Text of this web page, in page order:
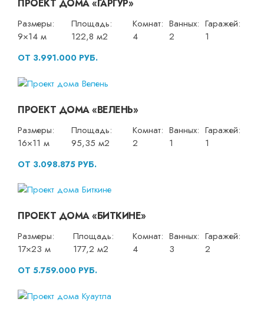
ПРОЕКТ ДОМА «ГАРГУР»
Размеры:
9×14 м
Площадь:
122,8 м2
Комнат:
4
Ванных:
2
Гаражей:
1
ОТ 3.991.000 РУБ.
ПРОЕКТ ДОМА «ВЕЛЕНЬ»
Размеры:
16×11 м
Площадь:
95,35 м2
Комнат:
2
Ванных:
1
Гаражей:
1
ОТ 3.098.875 РУБ.
ПРОЕКТ ДОМА «БИТКИНЕ»
Размеры:
17×23 м
Площадь:
177,2 м2
Комнат:
4
Ванных:
3
Гаражей:
2
ОТ 5.759.000 РУБ.